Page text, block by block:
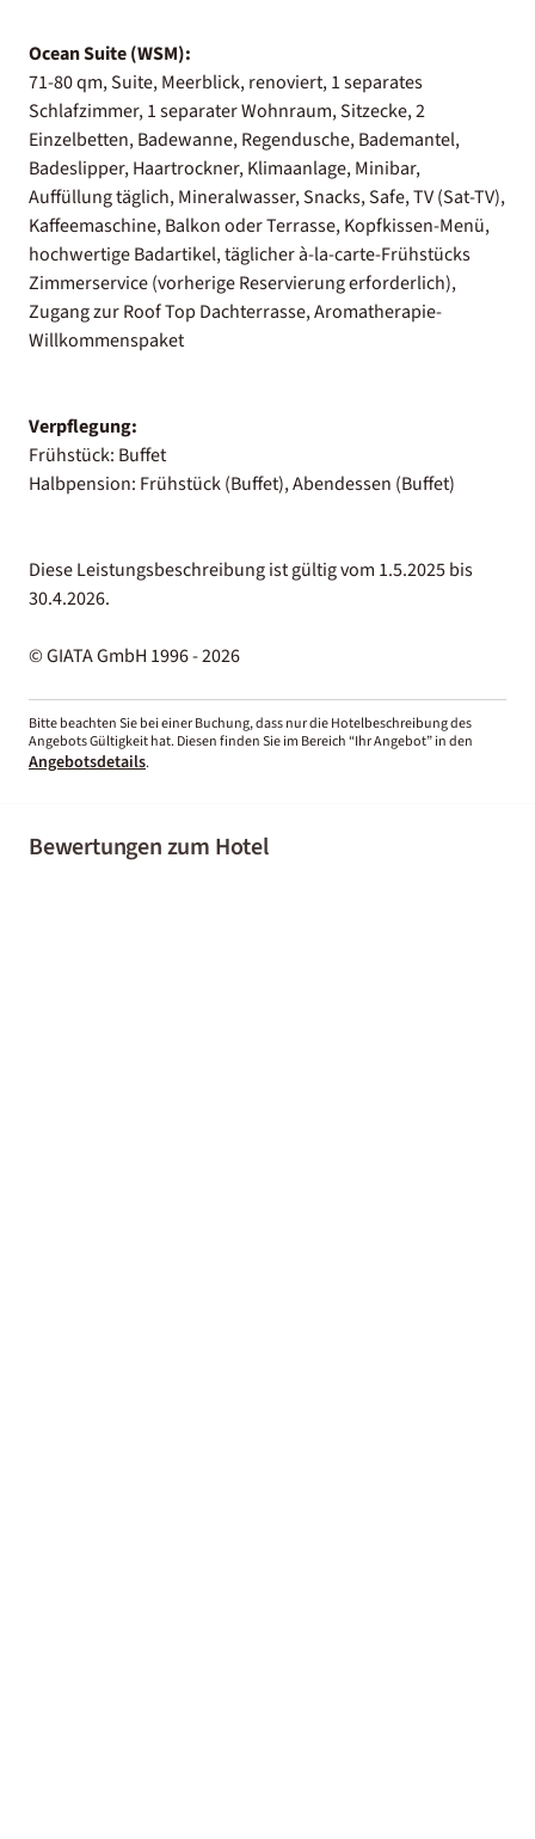
Ocean Suite (WSM):
71-80 qm, Suite, Meerblick, renoviert, 1 separates
Schlafzimmer, 1 separater Wohnraum, Sitzecke, 2
Einzelbetten, Badewanne, Regendusche, Bademantel,
Badeslipper, Haartrockner, Klimaanlage, Minibar,
Auffüllung täglich, Mineralwasser, Snacks, Safe, TV (Sat-TV),
Kaffeemaschine, Balkon oder Terrasse, Kopfkissen-Menü,
hochwertige Badartikel, täglicher à-la-carte-Frühstücks
Zimmerservice (vorherige Reservierung erforderlich),
Zugang zur Roof Top Dachterrasse, Aromatherapie-
Willkommenspaket
Verpflegung:
Frühstück: Buffet
Halbpension: Frühstück (Buffet), Abendessen (Buffet)
Diese Leistungsbeschreibung ist gültig vom 1.5.2025 bis
30.4.2026.
© GIATA GmbH 1996 - 2026
Bitte beachten Sie bei einer Buchung, dass nur die Hotelbeschreibung des
Angebots Gültigkeit hat. Diesen finden Sie im Bereich “Ihr Angebot” in den
Angebotsdetails.
Bewertungen zum Hotel